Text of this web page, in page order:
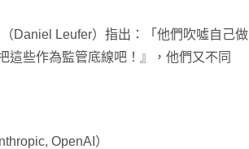
Daniel Leufer）指出：「他們吹噓自己做
這些作為監管底線吧！』，他們又不同
OpenAI）